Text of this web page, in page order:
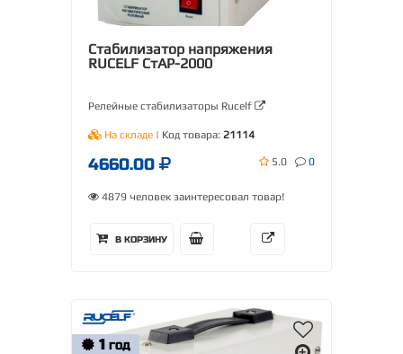
Стабилизатор напряжения
RUCELF СтАР-2000
Релейные стабилизаторы Rucelf
На складе | Код товара: 21114
4660.00 5.0 0
4879 человек заинтересовал товар!
В КОРЗИНУ
1 ГОД